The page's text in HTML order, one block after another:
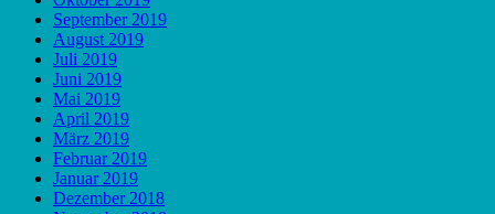
September 2019
August 2019
Juli 2019
Juni 2019
Mai 2019
April 2019
März 2019
Februar 2019
Januar 2019
Dezember 2018